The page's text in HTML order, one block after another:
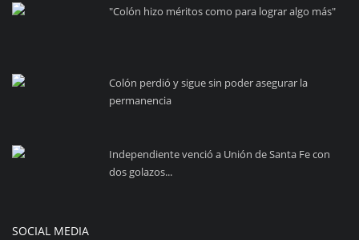
"Colón hizo méritos como para lograr algo más"
Colón perdió y sigue sin poder asegurar la
permanencia
Independiente venció a Unión de Santa Fe con
dos golazos...
SOCIAL MEDIA